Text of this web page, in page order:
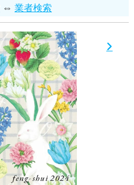
⇔ 業者検索